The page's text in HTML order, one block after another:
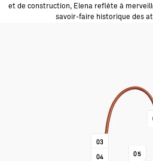
et de construction, Elena reflète à
savoir-faire historique des
ALLER À
03
ALLER À
04 05